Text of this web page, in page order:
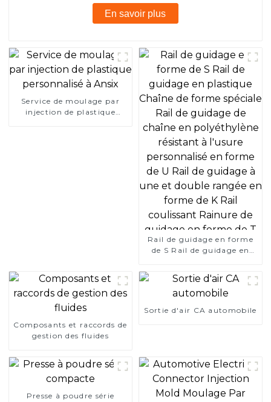
En savoir plus
Service de moulage par
injection de plastique
Rail de guidage en forme
de S Rail de guidage en
spéciale Rail de guidage de
chaîne en polyéthylène
résistant à l'usure
Rail de guidage à une et
Composants et raccords de
gestion des fluides
Sortie d'air CA automobile
Presse à poudre série